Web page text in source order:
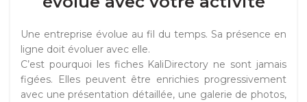
Une entreprise évolue au fil du temps. Sa présence en
ligne doit évoluer avec elle.
C’est pourquoi les fiches KaliDirectory ne sont jamais
figées. Elles peuvent être enrichies progressivement
avec une présentation détaillée, une galerie de photos,